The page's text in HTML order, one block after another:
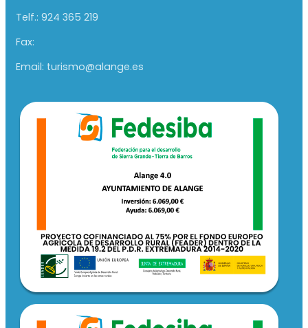
Telf.: 924 365 219
Fax:
Email: turismo@alange.es